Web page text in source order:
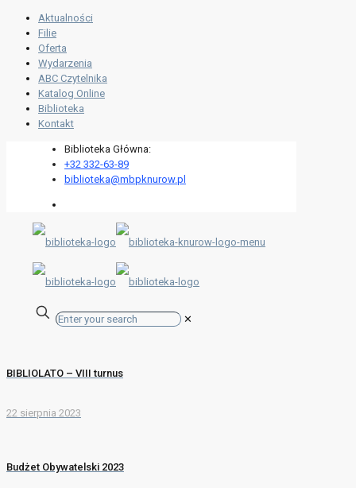
Aktualności
Filie
Oferta
Wydarzenia
ABC Czytelnika
Katalog Online
Biblioteka
Kontakt
Biblioteka Główna:
+32 332-63-89
biblioteka@mbpknurow.pl
✕
BIBLIOLATO – VIII turnus
22 sierpnia 2023
Budżet Obywatelski 2023